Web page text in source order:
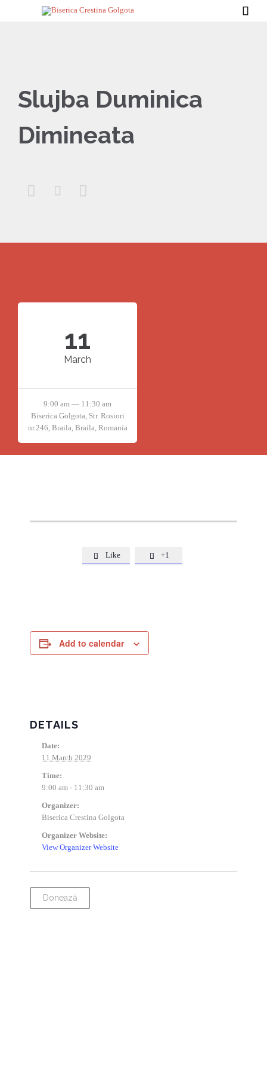

Slujba Duminica
Dimineata
  
11
March
9:00 am — 11:30 am
Biserica Golgota, Str. Rosiori
nr.246, Braila, Braila, Romania
 Like  +1
Add to calendar
DETAILS
Date:
11 March 2029
Time:
9:00 am - 11:30 am
Organizer:
Biserica Crestina Golgota
Organizer Website:
View Organizer Website
Donează